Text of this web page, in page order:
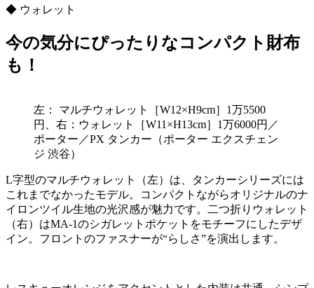
◆ ウォレット
今の気分にぴったりなコンパクト財布
も！
左： マルチウォレット［W12×H9cm］1万5500
円、右：ウォレット［W11×H13cm］1万6000円／
ポーター／PX タンカー（ポーター エクスチェン
ジ 渋谷）
L字型のマルチウォレット（左）は、タンカーシリーズには
これまでなかったモデル。コンパクトながらオリジナルのナ
イロンツイル生地の光沢感が魅力です。二つ折りウォレット
（右）はMA-1のシガレットポケットをモチーフにしたデザ
イン。フロントのファスナーが“らしさ”を演出します。